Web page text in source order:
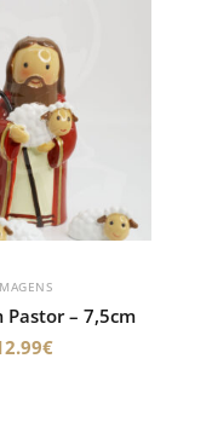
Pastor – 7,5cm
€